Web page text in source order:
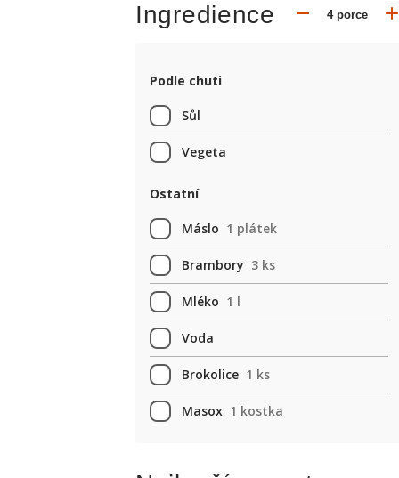
Ingredience
Podle chuti
Sůl
Vegeta
Ostatní
Máslo 1 plátek
Brambory 3 ks
Mléko 1 l
Voda
Brokolice 1 ks
Masox 1 kostka